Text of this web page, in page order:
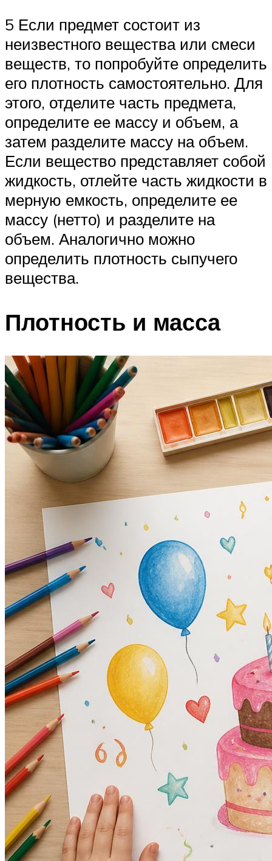
5 Если предмет состоит из
неизвестного вещества или смеси
веществ, то попробуйте определить
его плотность самостоятельно. Для
этого, отделите часть предмета,
определите ее массу и объем, а
затем разделите массу на объем.
Если вещество представляет собой
жидкость, отлейте часть жидкости в
мерную емкость, определите ее
массу (нетто) и разделите на
объем. Аналогично можно
определить плотность сыпучего
вещества.
Плотность и масса